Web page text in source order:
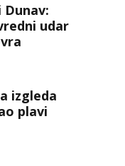
Dunav:
udar
izgleda
plavi